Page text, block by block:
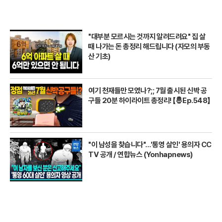
"대부분 모르시는 것까지 알려드려요" 집 살
때 나가는 돈 총정리 해드립니다 (자모의 부동
산 기초)
여기 천재들만 모였나?;; 7월 출시된 신박 공
구들 20분 하이라이트 총정리! 【🤴Ep.548】
"이 남성을 찾습니다"…'통영 살인' 용의자 CC
TV 공개 / 연합뉴스 (Yonhapnews)